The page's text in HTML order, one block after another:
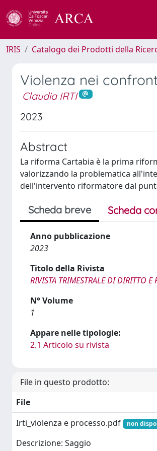
IRIS Catalogo dei Prodotti della
Violenza nei
Claudia IRTI
2023
Abstract
La riforma Cartabia è la prima
valorizzando la problematica
dell'intervento riformatore dal
Scheda breve Scheda
Anno pubblicazione
2023
Titolo della Rivista
RIVISTA TRIMESTRALE DI DIRITTO E
N° Volume
1
Appare nelle tipologie:
2.1 Articolo su rivista
File in questo prodotto:
File
Irti_violenza e processo.pdf
non
Descrizione: Saggio